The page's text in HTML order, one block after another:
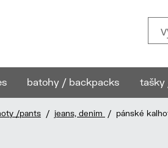
batohy / backpacks tašky
/pants / jeans, denim / pánské